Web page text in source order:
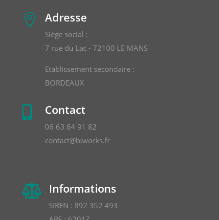
 Adresse
Siège social :
7 rue du Lac - 72100 LE MANS
Etablissement secondaire :
BORDEAUX
 Contact
06 63 64 91 82
contact@biworks.fr
 Informations
SIREN : 892 352 493